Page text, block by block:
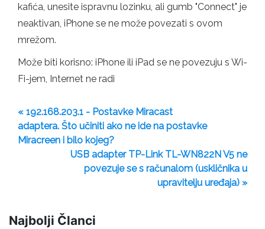
kafića, unesite ispravnu lozinku, ali gumb "Connect" je
neaktivan, iPhone se ne može povezati s ovom
mrežom.
Može biti korisno: iPhone ili iPad se ne povezuju s Wi-
Fi-jem, Internet ne radi
« 192.168.203.1 - Postavke Miracast
adaptera. Što učiniti ako ne ide na postavke
Miracreen i bilo kojeg?
USB adapter TP-Link TL-WN822N V5 ne
povezuje se s računalom (uskličnika u
upravitelju uređaja) »
Najbolji Članci